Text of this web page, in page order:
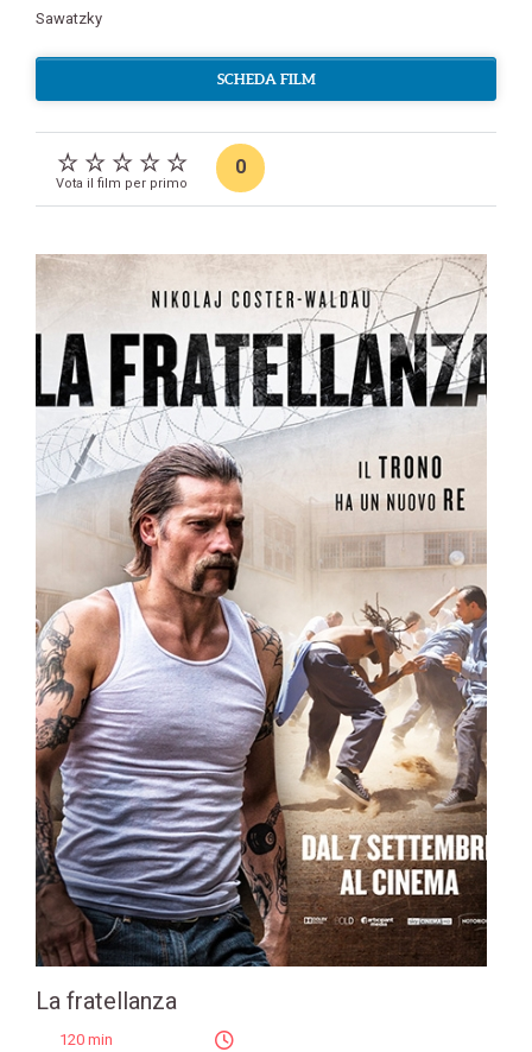
Sawatzky
SCHEDA FILM
Vota il film per primo
0
La fratellanza
120 min